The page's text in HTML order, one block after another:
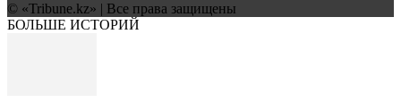
© «Tribune.kz» | Все права защищены
БОЛЬШЕ ИСТОРИЙ